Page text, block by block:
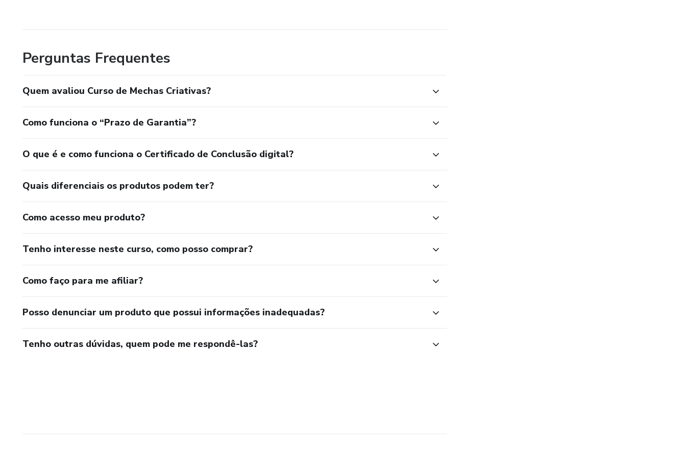
Perguntas Frequentes
Quem avaliou Curso de Mechas Criativas?
Como funciona o “Prazo de Garantia”?
O que é e como funciona o Certificado de Conclusão digital?
Quais diferenciais os produtos podem ter?
Como acesso meu produto?
Tenho interesse neste curso, como posso comprar?
Como faço para me afiliar?
Posso denunciar um produto que possui informações inadequadas?
Tenho outras dúvidas, quem pode me respondê-las?